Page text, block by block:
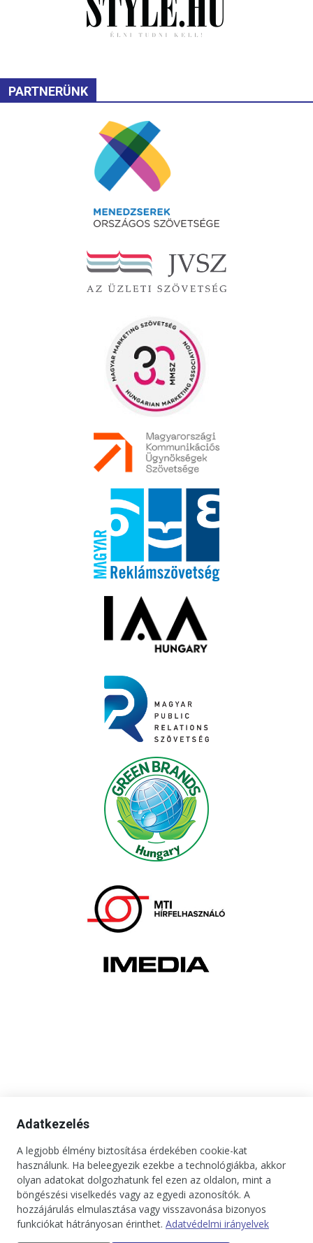
PARTNERÜNK
Adatkezelés
A legjobb élmény biztosítása érdekében cookie-kat
használunk. Ha beleegyezik ezekbe a technológiákba, akkor
olyan adatokat dolgozhatunk fel ezen az oldalon, mint a
böngészési viselkedés vagy az egyedi azonosítók. A
hozzájárulás elmulasztása vagy visszavonása bizonyos
funkciókat hátrányosan érinthet. Adatvédelmi irányelvek